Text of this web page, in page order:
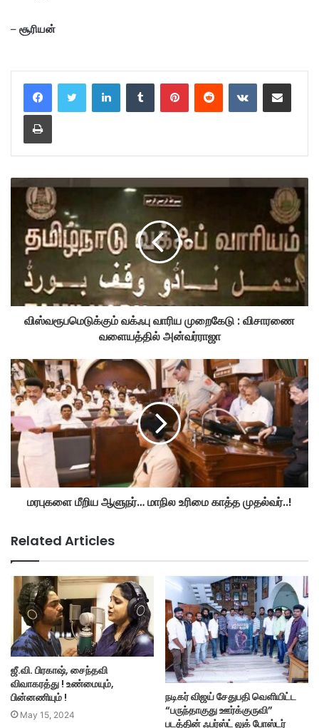
– சூரியன்
LinkedInTumblr PinterestReddit VKontakteShare via Email
Print
விஸ்வரூபமெடுக்கும் வக்ஃபு வாரிய முறைகேடு : விசாரணை
வளையத்தில் அன்வர்ராஜா
மரபுகளை மீறிய ஆளுநர்… மாநில உரிமை காத்த முதல்வர்..!
Related Articles
ஜீ.வி. பிரகாஷ், சைந்தவி
விவாகரத்து ! உண்மையும்,
பின்னணியும் !
May 15, 2024
நடிகர் விஜய் சேதுபதி வெளியிட்ட
“பருந்தாகுது ஊர்க்குருவி”
படத்தின் ஃபர்ஸ்ட் லுக் போஸ்டர்